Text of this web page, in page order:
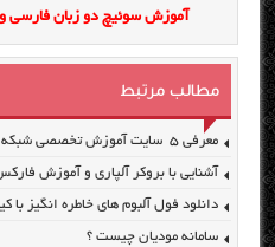
آموزش سوئیچ دو زبان فارسی
مطالب مرتبط
معرفی ۵ سایت آموزش تخصصی شبکه ، لینوکس و امنیت
آشنایی با بروکر آلپاری و آموزش
دانلود فول آلبوم های خاطره انگیز با
سامانه مودیان چیست ؟